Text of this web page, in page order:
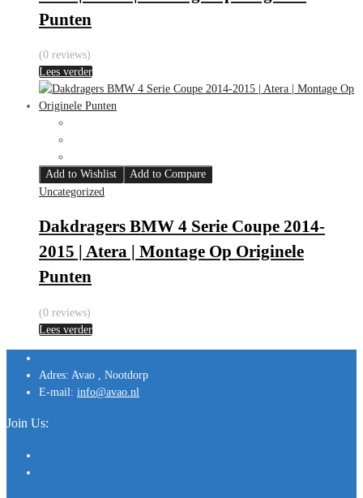
Punten
(0 reviews)
Lees verder
Add to Wishlist
Add to Compare
Uncategorized
Dakdragers BMW 4 Serie Coupe 2014-
2015 | Atera | Montage Op Originele
Punten
(0 reviews)
Lees verder
Adres: Avao , Nootdorp
E-mail: info@avao.nl
Join Us: